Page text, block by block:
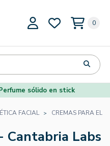
0
sólido en stick
FACIAL CREMAS PARA EL
Cantabria Labs